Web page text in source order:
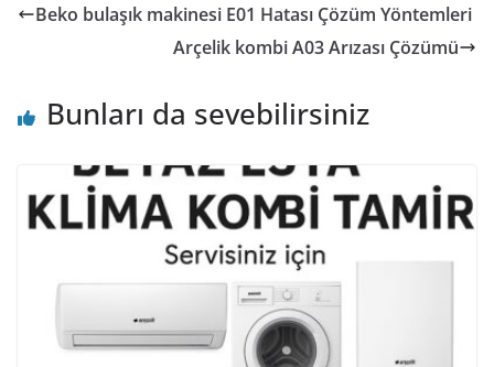
Beko bulaşık makinesi E01 Hatası Çözüm Yöntemleri
Arçelik kombi A03 Arızası Çözümü
Bunları da sevebilirsiniz